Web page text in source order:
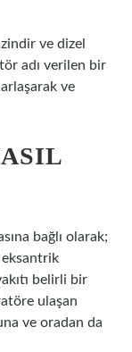
ve dizel
adı verilen bir
ve
bağlı olarak;
eksantrik
belirli bir
ulaşan
ve oradan da